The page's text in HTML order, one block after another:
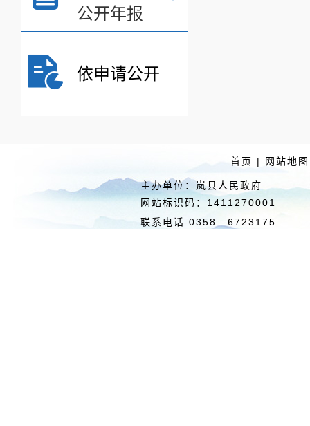
公开年报
依申请公开
首页 | 网站地图
主办单位：岚县人民政府
网站标识码：
联系电话